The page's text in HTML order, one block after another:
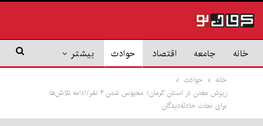
خانه جامعه اقتصاد حوادث بیشتر
خانه
حوادث
ریزش معدن در استان کرمان/ محبوس شدن ۲ نفر/ادامه تلاش‌ها
برای نجات حادثه‌دیدگان